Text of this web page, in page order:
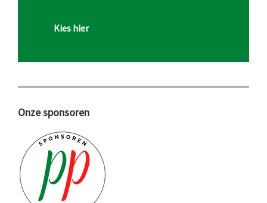
Kies hier
Onze sponsoren